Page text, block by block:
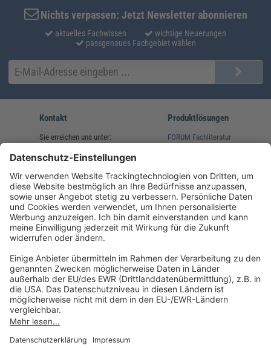
Nichts verpassen: Jetzt Newsletter abonnieren
aktuelles Fachwissen
wichtige Neuerungen
passgenaues Fachgebiet wählen
Kontakt
Sie erreichen uns unter:
(08233) 38 11 23
service@forum-verlag.com
Mo-Do 07:30 - 17:00 Uhr
Fr 07:30 - 15:00 Uhr
Produktlösungen
FORUM Fachliteratur
Folgen Sie uns
Impressum
Datenschutz